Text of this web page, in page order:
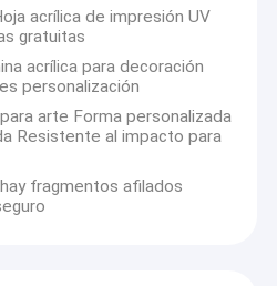
acrílica de impresión UV
gratuitas
acrílica para decoración
personalización
arte Forma personalizada
Resistente al impacto para
fragmentos afilados